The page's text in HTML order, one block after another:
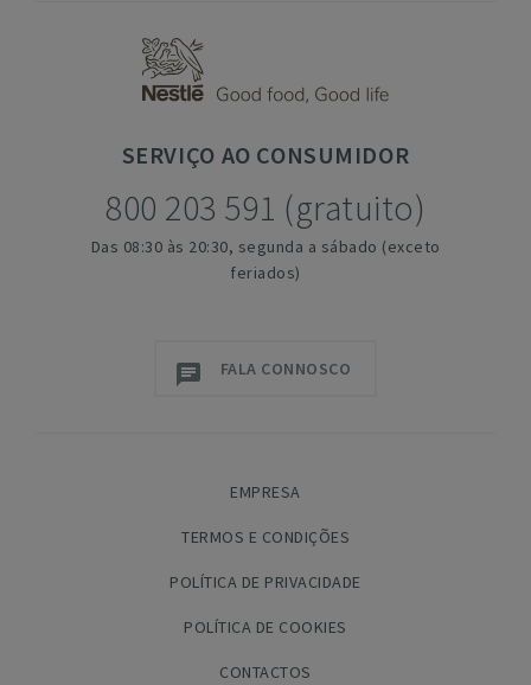
SERVIÇO AO CONSUMIDOR
800 203 591 (gratuito)
Das 08:30 às 20:30, segunda a sábado (exceto
feriados)
FALA CONNOSCO
EMPRESA
TERMOS E CONDIÇÕES
POLÍTICA DE PRIVACIDADE
POLÍTICA DE COOKIES
CONTACTOS